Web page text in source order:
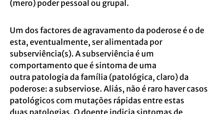
(mero) poder pessoal ou grupal.
Um dos factores de agravamento da poderose é o de
esta, eventualmente, ser alimentada por
subserviência(s). A subserviência é um
comportamento que é sintoma de uma
outra patologia da família (patológica, claro) da
poderose: a subserviose. Aliás, não é raro haver casos
patológicos com mutações rápidas entre estas
duas patologias. O doente indicia sintomas de